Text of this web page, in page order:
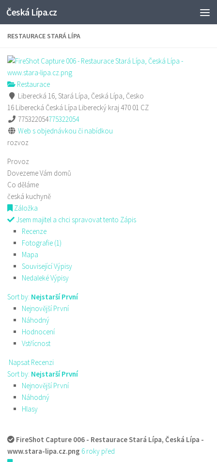
Skip to content
Česká Lípa.cz
RESTAURACE STARÁ LÍPA
Restaurace
Liberecká 16, Stará Lípa, Česká Lípa, Česko
16 Liberecká Česká Lípa Liberecký kraj470 01 CZ
775322054775322054
Web s objednávkou či nabídkou
rozvoz
Provoz
Dovezeme Vám domů
Co děláme
česká kuchyně
Záložka
Jsem majitel a chci spravovat tento Zápis
Recenze
Fotografie (1)
Mapa
Související Výpisy
Nedaleké Výpisy
Sort by: Nejstarší První
Nejnovější První
Náhodný
Hodnocení
Vstřícnost
Napsat Recenzi
Sort by: Nejstarší První
Nejnovější První
Náhodný
Hlasy
FireShot Capture 006 - Restaurace Stará Lípa, Česká Lípa -
www.stara-lipa.cz.png 6 roky před